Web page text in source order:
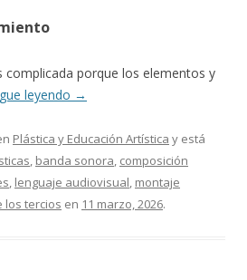
complicada porque los elementos y
leyendo →
Plástica y Educación Artística y está
, banda sonora, composición
, lenguaje audiovisual, montaje
los tercios en 11 marzo, 2026.